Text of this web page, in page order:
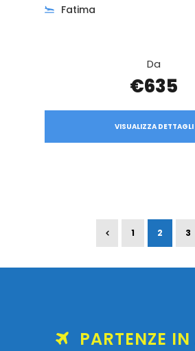
Fatima
Da
€635
VISUALIZZA DETTAGLI
1 2 3
PARTENZE IN